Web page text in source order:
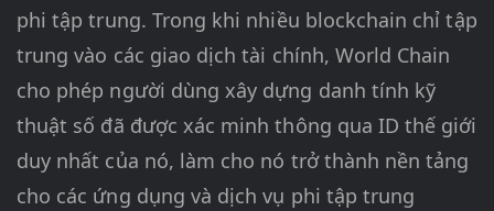
phi tập trung. Trong khi nhiều blockchain chỉ tập
trung vào các giao dịch tài chính, World Chain
cho phép người dùng xây dựng danh tính kỹ
thuật số đã được xác minh thông qua ID thế giới
duy nhất của nó, làm cho nó trở thành nền tảng
cho các ứng dụng và dịch vụ phi tập trung